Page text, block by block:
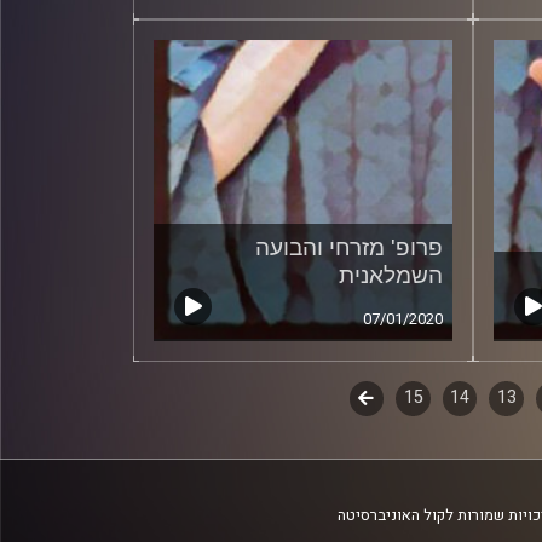
פרופ' מזרחי והבועה
השמלאנית
07/01/2020
13
14
15
לשלב
שמורות לקול האוניברסיטה